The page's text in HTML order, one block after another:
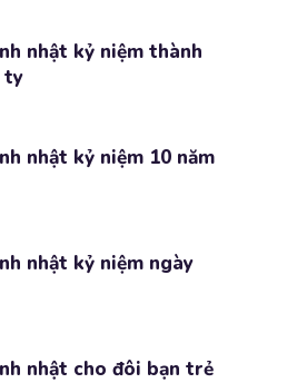
nhật kỷ niệm thành
ty
nhật kỷ niệm 10 năm
nhật kỷ niệm ngày
nhật cho đôi bạn trẻ